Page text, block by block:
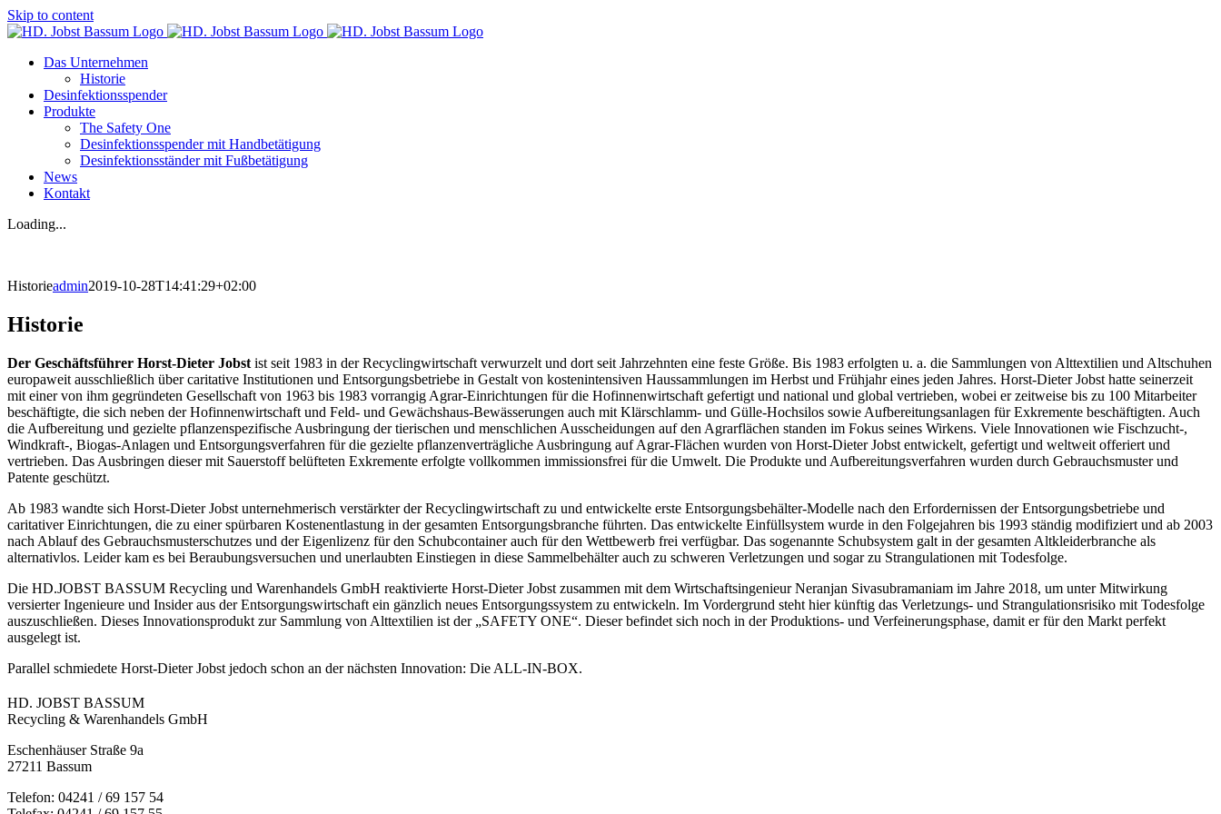
Skip to content
Das Unternehmen
Historie
Desinfektionsspender
Produkte
The Safety One
Desinfektionsspender mit Handbetätigung
Desinfektionsständer mit Fußbetätigung
News
Kontakt
Loading...
Historieadmin2019-10-28T14:41:29+02:00
Historie
Der Geschäftsführer Horst-Dieter Jobst ist seit 1983 in der Recyclingwirtschaft verwurzelt und dort seit Jahrzehnten eine feste Größe. Bis 1983 erfolgten u. a. die Sammlungen von Alttextilien und Altschuhen
europaweit ausschließlich über caritative Institutionen und Entsorgungsbetriebe in Gestalt von kostenintensiven Haussammlungen im Herbst und Frühjahr eines jeden Jahres. Horst-Dieter Jobst hatte seinerzeit
mit einer von ihm gegründeten Gesellschaft von 1963 bis 1983 vorrangig Agrar-Einrichtungen für die Hofinnenwirtschaft gefertigt und national und global vertrieben, wobei er zeitweise bis zu 100 Mitarbeiter
beschäftigte, die sich neben der Hofinnenwirtschaft und Feld- und Gewächshaus-Bewässerungen auch mit Klärschlamm- und Gülle-Hochsilos sowie Aufbereitungsanlagen für Exkremente beschäftigten. Auch
die Aufbereitung und gezielte pflanzenspezifische Ausbringung der tierischen und menschlichen Ausscheidungen auf den Agrarflächen standen im Fokus seines Wirkens. Viele Innovationen wie Fischzucht-,
Windkraft-, Biogas-Anlagen und Entsorgungsverfahren für die gezielte pflanzenverträgliche Ausbringung auf Agrar-Flächen wurden von Horst-Dieter Jobst entwickelt, gefertigt und weltweit offeriert und
vertrieben. Das Ausbringen dieser mit Sauerstoff belüfteten Exkremente erfolgte vollkommen immissionsfrei für die Umwelt. Die Produkte und Aufbereitungsverfahren wurden durch Gebrauchsmuster und
Patente geschützt.
Ab 1983 wandte sich Horst-Dieter Jobst unternehmerisch verstärkter der Recyclingwirtschaft zu und entwickelte erste Entsorgungsbehälter-Modelle nach den Erfordernissen der Entsorgungsbetriebe und
caritativer Einrichtungen, die zu einer spürbaren Kostenentlastung in der gesamten Entsorgungsbranche führten. Das entwickelte Einfüllsystem wurde in den Folgejahren bis 1993 ständig modifiziert und ab 2003
nach Ablauf des Gebrauchsmusterschutzes und der Eigenlizenz für den Schubcontainer auch für den Wettbewerb frei verfügbar. Das sogenannte Schubsystem galt in der gesamten Altkleiderbranche als
alternativlos. Leider kam es bei Beraubungsversuchen und unerlaubten Einstiegen in diese Sammelbehälter auch zu schweren Verletzungen und sogar zu Strangulationen mit Todesfolge.
Die HD.JOBST BASSUM Recycling und Warenhandels GmbH reaktivierte Horst-Dieter Jobst zusammen mit dem Wirtschaftsingenieur Neranjan Sivasubramaniam im Jahre 2018, um unter Mitwirkung
versierter Ingenieure und Insider aus der Entsorgungswirtschaft ein gänzlich neues Entsorgungssystem zu entwickeln. Im Vordergrund steht hier künftig das Verletzungs- und Strangulationsrisiko mit Todesfolge
auszuschließen. Dieses Innovationsprodukt zur Sammlung von Alttextilien ist der „SAFETY ONE“. Dieser befindet sich noch in der Produktions- und Verfeinerungsphase, damit er für den Markt perfekt
ausgelegt ist.
Parallel schmiedete Horst-Dieter Jobst jedoch schon an der nächsten Innovation: Die ALL-IN-BOX.
HD. JOBST BASSUM
Recycling & Warenhandels GmbH
Eschenhäuser Straße 9a
27211 Bassum
Telefon: 04241 / 69 157 54